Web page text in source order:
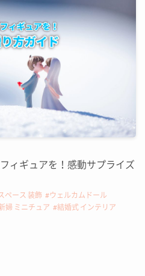
ィギュアを！感動サプライズ
ペース 装飾
ウェルカムドール
婦 ミニチュア
結婚式 インテリア